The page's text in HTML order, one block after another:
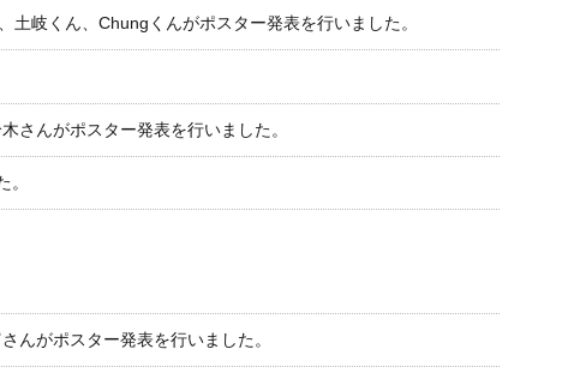
岐くん、Chungくんがポスター発表を行いました。
んがポスター発表を行いました。
んがポスター発表を行いました。